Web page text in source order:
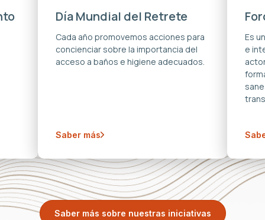
Día Mundial del Retrete
Cada año promovemos acciones para
concienciar sobre la importancia del
acceso a baños e higiene adecuados.
Saber más
Es
e
Saber más sobre nuestras iniciativas